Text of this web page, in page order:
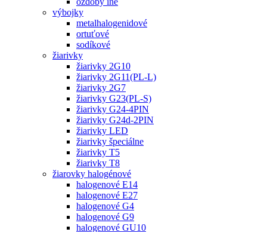
výbojky
metalhalogenidové
ortuťové
sodíkové
žiarivky
žiarivky 2G10
žiarivky 2G11(PL-L)
žiarivky 2G7
žiarivky G23(PL-S)
žiarivky G24-4PIN
žiarivky G24d-2PIN
žiarivky LED
žiarivky špeciálne
žiarivky T5
žiarivky T8
žiarovky halogénové
halogenové E14
halogenové E27
halogenové G4
halogenové G9
halogenové GU10